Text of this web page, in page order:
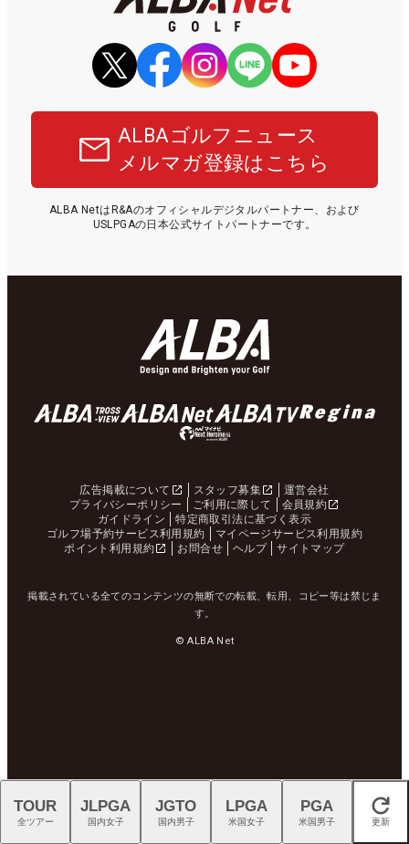
ALBAゴルフニュース
メルマガ登録はこちら
ALBA NetはR&Aのオフィシャルデジタルパートナー、および
USLPGAの日本公式サイトパートナーです。
広告掲載について スタッフ募集
運営会社
プライバシーポリシー
ご利用に際して
会員規約
ガイドライン
特定商取引法に基づく表示
ゴルフ場予約サービス利用規約
マイページサービス利用規約
ポイント利用規約
お問合せ ヘルプ サイトマップ
掲載されている全てのコンテンツの無断での転載、転用、コピー等は禁じま
す。
© ALBA Net
閉じる
TOUR
全ツアー
JLPGA
国内女子
JGTO
国内男子
LPGA
米国女子
PGA
米国男子 更新